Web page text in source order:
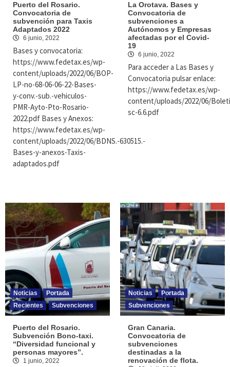
Puerto del Rosario.
Convocatoria de
subvención para Taxis
Adaptados 2022
6 junio, 2022
Bases y convocatoria:
https://www.fedetax.es/wp-
content/uploads/2022/06/BOP-
LP-no-68-06-06-22-Bases-
y-conv.-sub.-vehiculos-
PMR-Ayto-Pto-Rosario-
2022.pdf Bases y Anexos:
https://www.fedetax.es/wp-
content/uploads/2022/06/BDNS.-630515.-
Bases-y-anexos-Taxis-
adaptados.pdf
La Orotava. Bases y
Convocatoria de
subvenciones a
Autónomos y Empresas
afectadas por el Covid-
19
6 junio, 2022
Para acceder a Las Bases y
Convocatoria pulsar enlace:
https://www.fedetax.es/wp-
content/uploads/2022/06/
sc-6.6.pdf
Noticias
Portada
Recientes
Subvenciones
Puerto del Rosario.
Subvención Bono-taxi.
“Diversidad funcional y
personas mayores”.
1 junio, 2022
Noticias
Portada
Subvenciones
Gran Canaria.
Convocatoria de
subvenciones
destinadas a la
renovación de flota.